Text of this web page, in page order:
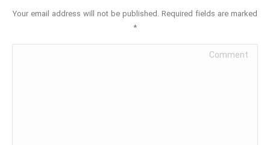
Your email address will not be published. Required fields are marked
*
Comment